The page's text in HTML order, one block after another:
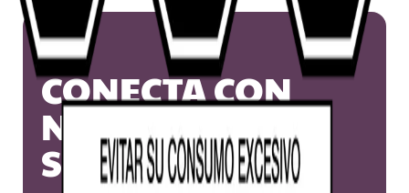
CONECTA CON
NUESTROS
SNACKS